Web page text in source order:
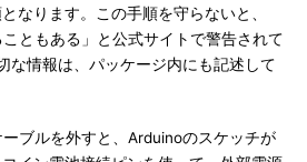
なります。この手順を守らないと、
こともある」と公式サイトで警告されて
な情報は、パッケージ内にも記述して
ブルを外すと、Arduinoのスケッチが